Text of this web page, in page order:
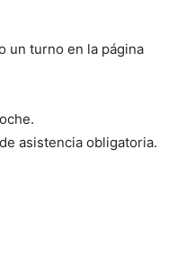
un turno en la página
asistencia obligatoria.